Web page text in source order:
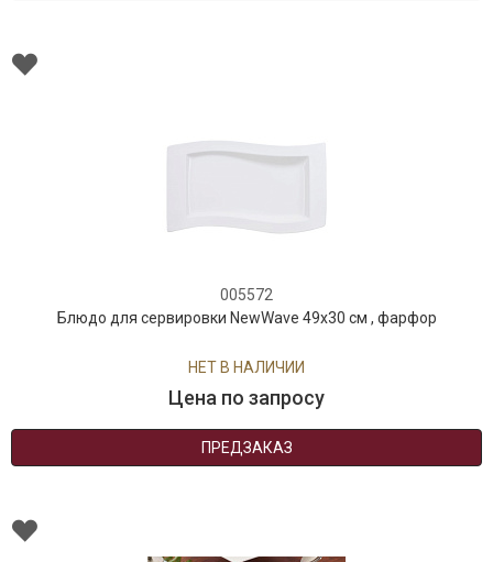
005572
Блюдо для сервировки NewWave 49x30 см , фарфор
НЕТ В НАЛИЧИИ
Цена по запросу
ПРЕДЗАКАЗ